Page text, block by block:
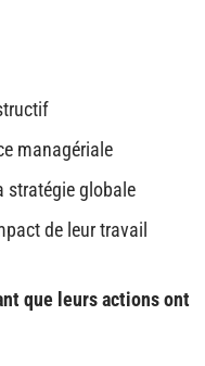
managériale
stratégie globale
de leur travail
que leurs actions ont